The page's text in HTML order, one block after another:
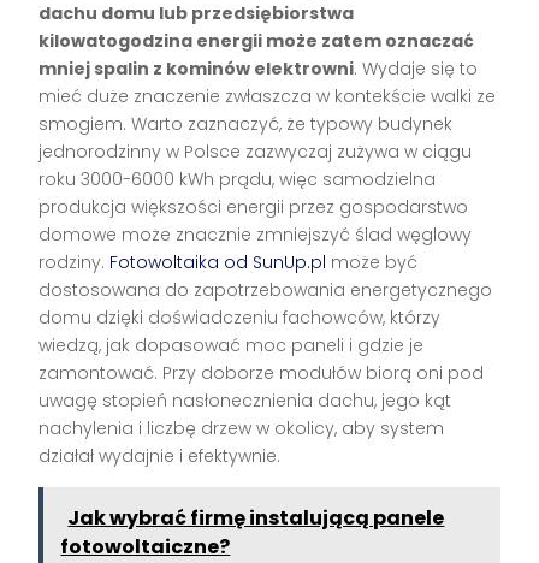
dachu domu lub przedsiębiorstwa
kilowatogodzina energii może zatem oznaczać
mniej spalin z kominów elektrowni. Wydaje się to
mieć duże znaczenie zwłaszcza w kontekście walki ze
smogiem. Warto zaznaczyć, że typowy budynek
jednorodzinny w Polsce zazwyczaj zużywa w ciągu
roku 3000-6000 kWh prądu, więc samodzielna
produkcja większości energii przez gospodarstwo
domowe może znacznie zmniejszyć ślad węglowy
rodziny. Fotowoltaika od SunUp.pl może być
dostosowana do zapotrzebowania energetycznego
domu dzięki doświadczeniu fachowców, którzy
wiedzą, jak dopasować moc paneli i gdzie je
zamontować. Przy doborze modułów biorą oni pod
uwagę stopień nasłonecznienia dachu, jego kąt
nachylenia i liczbę drzew w okolicy, aby system
działał wydajnie i efektywnie.
Jak wybrać firmę instalującą panele
fotowoltaiczne?